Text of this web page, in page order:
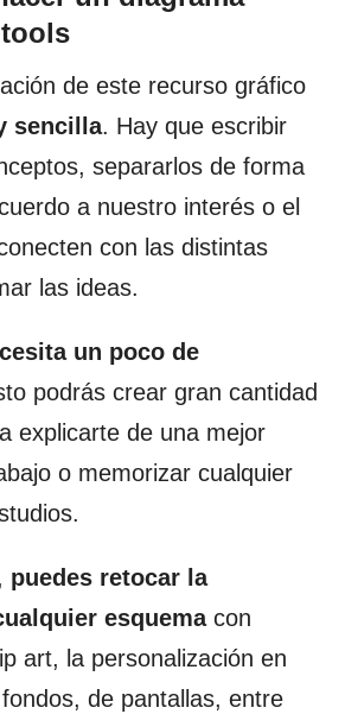
de este recurso gráfico
sencilla. Hay que escribir
separarlos de forma
a nuestro interés o el
con las distintas
las ideas.
un poco de
podrás crear gran cantidad
explicarte de una mejor
o memorizar cualquier
puedes retocar la
esquemacon
art, la personalización en
de pantallas, entre